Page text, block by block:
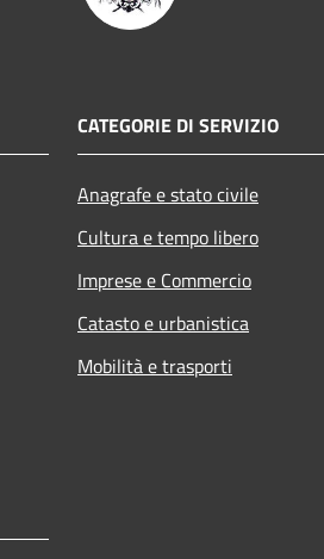
CATEGORIE DI SERVIZIO
Anagrafe e stato civile
Cultura e tempo libero
Imprese e Commercio
Catasto e urbanistica
Mobilità e trasporti